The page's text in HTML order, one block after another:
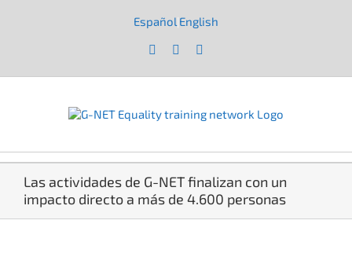
Español|English
Facebook
Las actividades de G-NET finalizan con un
impacto directo a más de 4.600 personas